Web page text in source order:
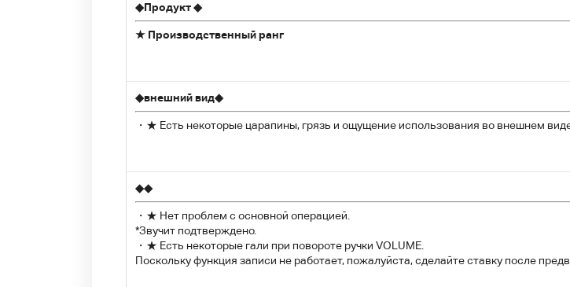
◆Продукт◆
★ Производственный ранг
◆внешний вид◆
・★ Есть некоторые царапины, грязь и ощущение использования во внешнем
◆◆
・★ Нет проблем с основной операцией.
*Звучит подтверждено.
・★ Есть некоторые гали при повороте ручки VOLUME.
Поскольку функция записи не работает, пожалуйста, сделайте ставку после